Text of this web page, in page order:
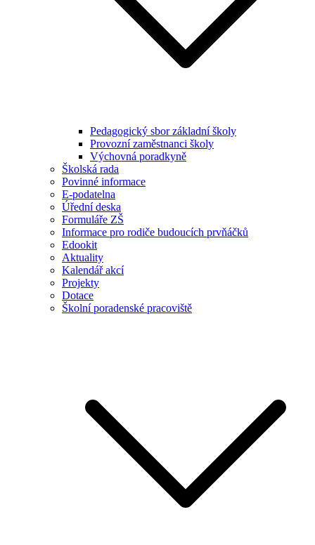
Pedagogický sbor základní školy
Provozní zaměstnanci školy
Výchovná poradkyně
Školská rada
Povinné informace
E-podatelna
Úřední deska
Formuláře ZŠ
Informace pro rodiče budoucích prvňáčků
Edookit
Aktuality
Kalendář akcí
Projekty
Dotace
Školní poradenské pracoviště